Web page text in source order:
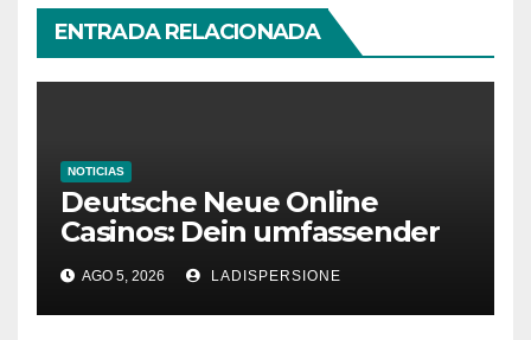
ENTRADA RELACIONADA
NOTICIAS
Deutsche Neue Online
Casinos: Dein umfassender
Ratgeber für moderne
Glücksspielplattformen
AGO 5, 2026 LADISPERSIONE